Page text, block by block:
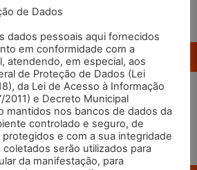
de 2024
de Dados
dados pessoais aqui fornecidos
em conformidade com a
atendendo, em especial, aos
de Proteção de Dados (Lei
da Lei de Acesso à Informação
2011) e Decreto Municipal
mantidos nos bancos de dados da
controlado e seguro, de
protegidos e com a sua integridade
coletados serão utilizados para
da manifestação, para